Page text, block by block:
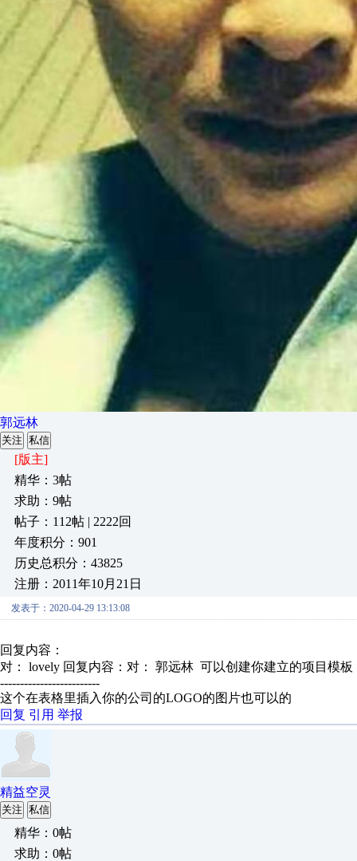
郭远林
关注 私信
[版主]
精华：3帖
求助：9帖
帖子：112帖 | 2222回
年度积分：901
历史总积分：43825
注册：2011年10月21日
发表于：2020-04-29 13:13:08
回复内容：
对： lovely 回复内容：对： 郭远林 可以创建你建立的项目模
-------------------------
这个在表格里插入你的公司的LOGO的图片也可以的
回复 引用 举报
精益空灵
关注 私信
精华：0帖
求助：0帖